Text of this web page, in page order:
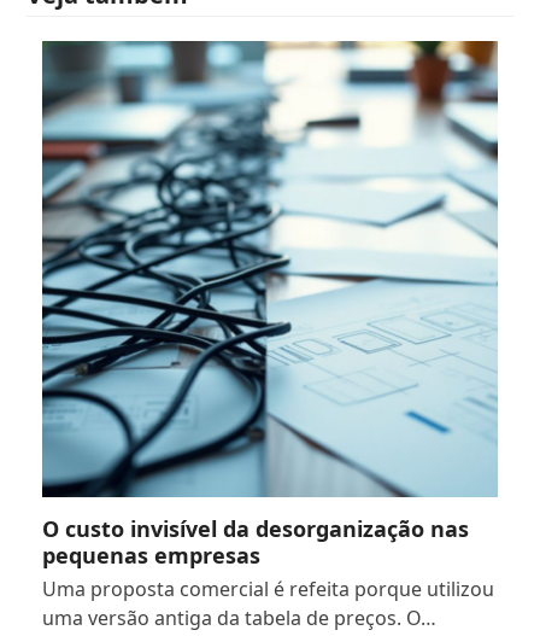
O custo invisível da desorganização nas
pequenas empresas
Uma proposta comercial é refeita porque utilizou
uma versão antiga da tabela de preços. O…